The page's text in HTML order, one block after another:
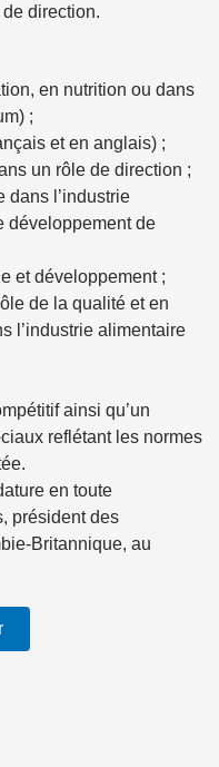
direction.
en nutrition ou dans
;
et en anglais) ;
un rôle de direction ;
dans l’industrie
développement de
et développement ;
de la qualité et en
l’industrie alimentaire
ainsi qu’un
reflétant les normes
en toute
président des
Britannique, au